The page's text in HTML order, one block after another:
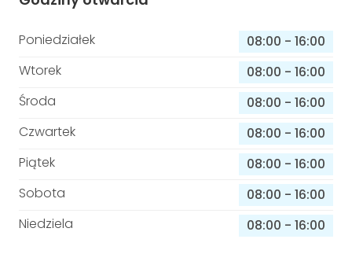
Poniedziałek 08:00 - 16:00
Wtorek
08:00 - 16:00
Środa
08:00 - 16:00
Czwartek
08:00 - 16:00
Piątek
08:00 - 16:00
Sobota
08:00 - 16:00
Niedziela
08:00 - 16:00